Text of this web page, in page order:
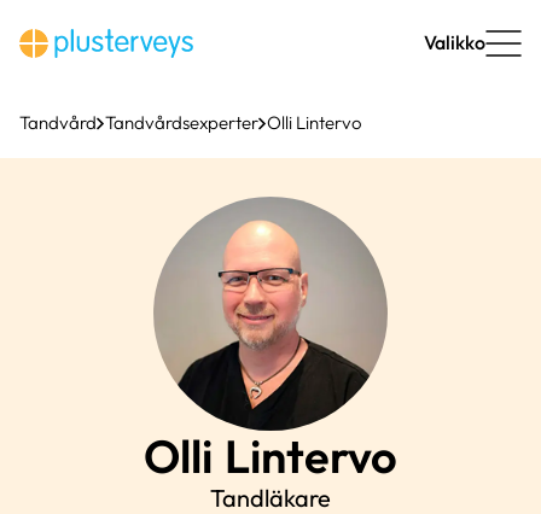
till
innehåll
Valikko
Tandvård Tandvårdsexperter Olli Lintervo
Olli Lintervo
Tandläkare